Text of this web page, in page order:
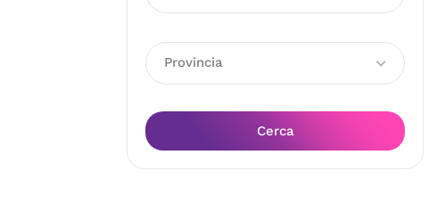
Provincia
Cerca